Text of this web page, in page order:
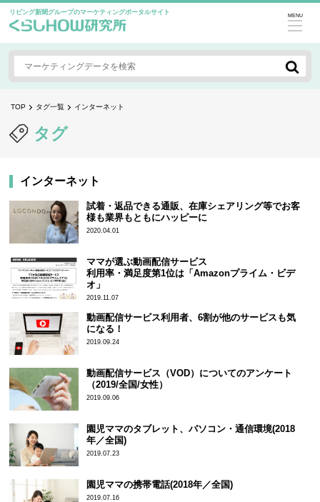
リビング新聞グループのマーケティングポータルサイト MENU
TOP タグ一覧 インターネット
タグ
インターネット
試着・返品できる通販、在庫シェアリング等でお客
様も業界もともにハッピーに
2020.04.01
ママが選ぶ動画配信サービス
利用率・満足度第1位は「Amazonプライム・ビデ
オ」
2019.11.07
動画配信サービス利用者、6割が他のサービスも気
になる！
2019.09.24
動画配信サービス（VOD）についてのアンケート
（2019/全国/女性）
2019.09.06
園児ママのタブレット、パソコン・通信環境(2018
年／全国)
2019.07.23
園児ママの携帯電話(2018年／全国)
2019.07.16